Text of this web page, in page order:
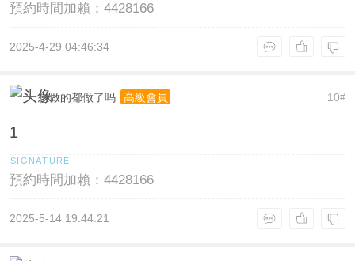
預約時間加賴：4428166
2025-4-29 04:46:34
10#
想做的都做了吗 高級會員
1
預約時間加賴：4428166
2025-5-14 19:44:21